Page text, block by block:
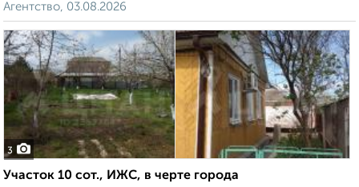
Агентство, 03.08.2026
3
Участок 10 сот., ИЖС, в черте города